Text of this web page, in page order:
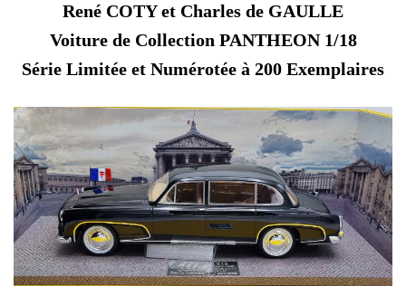
René COTY et Charles de GAULLE
Voiture de Collection PANTHEON 1/18
Série Limitée et Numérotée à 200 Exemplaires